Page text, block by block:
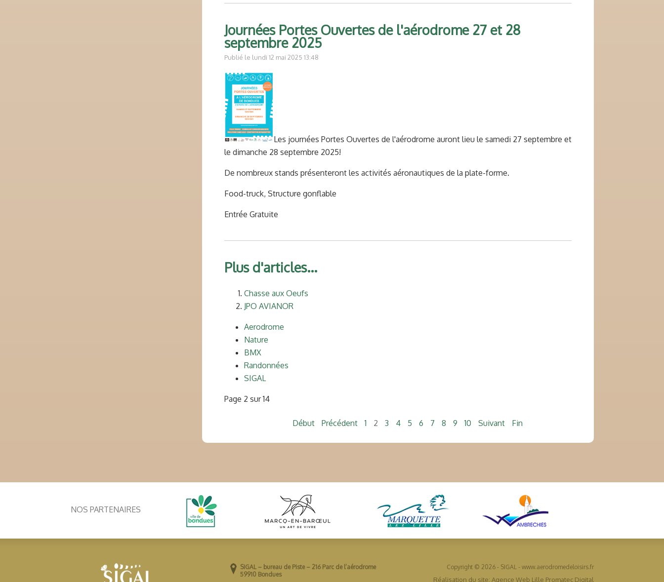
Journées Portes Ouvertes de l'aérodrome 27 et 28
septembre 2025
Publié le lundi 12 mai 2025 13:48
Les journées Portes Ouvertes de l'aérodrome auront lieu le samedi 27 septembre et
le dimanche 28 septembre 2025!
De nombreux stands présenteront les activités aéronautiques de la plate-forme.
Food-truck, Structure gonflable
Entrée Gratuite
Plus d'articles...
Chasse aux Oeufs
JPO AVIANOR
Aerodrome
Nature
BMX
Randonnées
SIGAL
Page 2 sur 14
Début Précédent 1 2 3 4 5 6 7 8 9 10 Suivant Fin
NOS PARTENAIRES
SIGAL – bureau de Piste – 216 Parc de l’aérodrome
59910 Bondues
Copyright © 2026 - SIGAL - www.aerodromedeloisirs.fr
Réalisation du site: Agence Web Lille Promatec Digital